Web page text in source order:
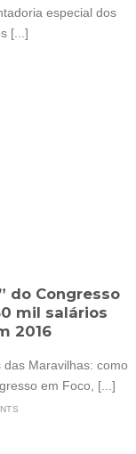
especial dos
[...]
do Congresso
mil salários
2016
Maravilhas: como
em Foco, [...]